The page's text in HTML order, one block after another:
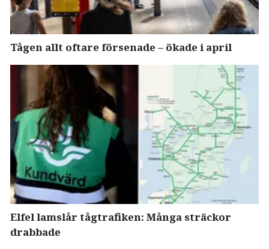
Tågen allt oftare försenade – ökade i april
Elfel lamslår tågtrafiken: Många sträckor
drabbade